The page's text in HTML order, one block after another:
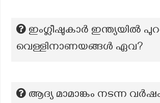
ഇംഗ്ലീഷുകാർ ഇന്ത്യയിൽ
വെള്ളിനാണയങ്ങൾ ഏവ?
ആദ്യ മാമാങ്കം നടന്ന